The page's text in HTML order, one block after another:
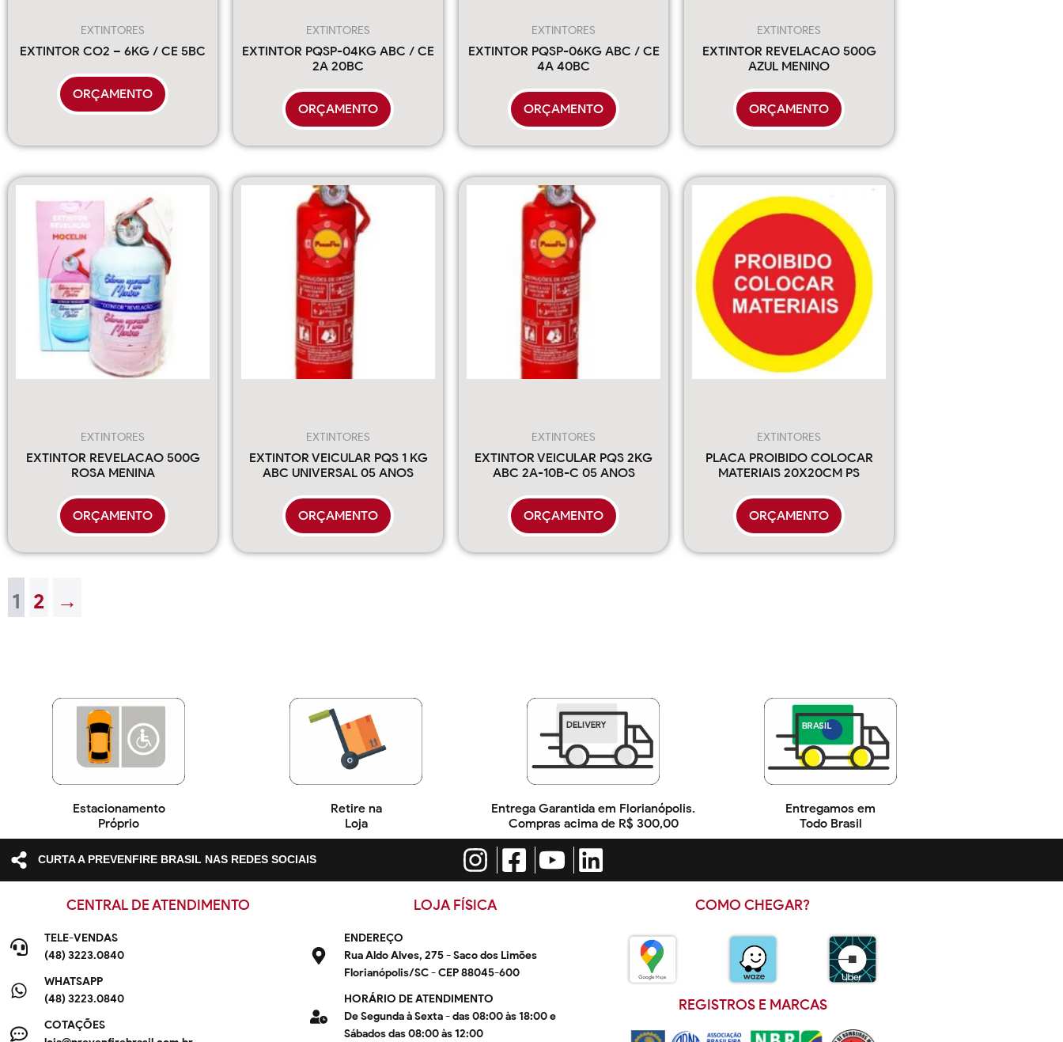
EXTINTORES
EXTINTOR CO2 – 6KG / CE 5BC
ORÇAMENTO
EXTINTORES
EXTINTOR PQSP-04KG ABC / CE
2A 20BC
ORÇAMENTO
EXTINTORES
EXTINTOR PQSP-06KG ABC / CE
4A 40BC
ORÇAMENTO
EXTINTORES
EXTINTOR REVELACAO 500G
AZUL MENINO
ORÇAMENTO
EXTINTORES
EXTINTOR REVELACAO 500G
ROSA MENINA
ORÇAMENTO
EXTINTORES
EXTINTOR VEICULAR PQS 1 KG
ABC UNIVERSAL 05 ANOS
ORÇAMENTO
EXTINTORES
EXTINTOR VEICULAR PQS 2KG
ABC 2A-10B-C 05 ANOS
ORÇAMENTO
EXTINTORES
PLACA PROIBIDO COLOCAR
MATERIAIS 20X20CM PS
ORÇAMENTO
1 2 →
Estacionamento
Próprio
Retire na
Loja
Entrega Garantida em Florianópolis.
Compras acima de R$ 300,00
Entregamos em
Todo Brasil
CURTA A PREVENFIRE BRASIL NAS REDES SOCIAIS
CENTRAL DE ATENDIMENTO
TELE-VENDAS
(48) 3223.0840
WHATSAPP
(48) 3223.0840
COTAÇÕES
LOJA FÍSICA
ENDEREÇO
Rua Aldo Alves, 275 - Saco dos Limões
Florianópolis/SC - CEP 88045-600
HORÁRIO DE ATENDIMENTO
De Segunda à Sexta - das 08:00 às 18:00 e
Sábados das 08:00 às 12:00
COMO CHEGAR?
REGISTROS E MARCAS